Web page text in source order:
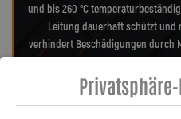
und bis 260 °C
Leitung dauerhaft schützt und
verhindert Beschädigungen durch
Kosten und sorgt langfristig für
verdrehbaren, ausjustierbaren